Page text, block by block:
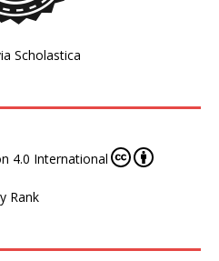
Scholastica
4.0 International